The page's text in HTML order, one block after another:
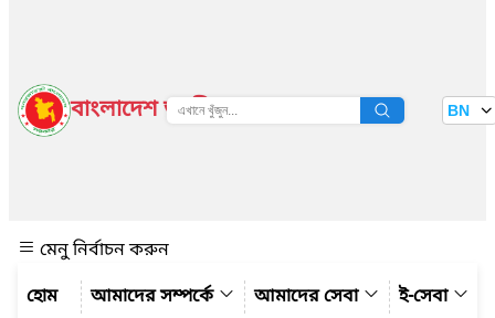
বাংলাদেশ জাতীয় তথ্য বাতায়ন BN
মেনু নির্বাচন করুন
আমাদের সম্পর্কে
আমাদের সেবা ই-সেবা